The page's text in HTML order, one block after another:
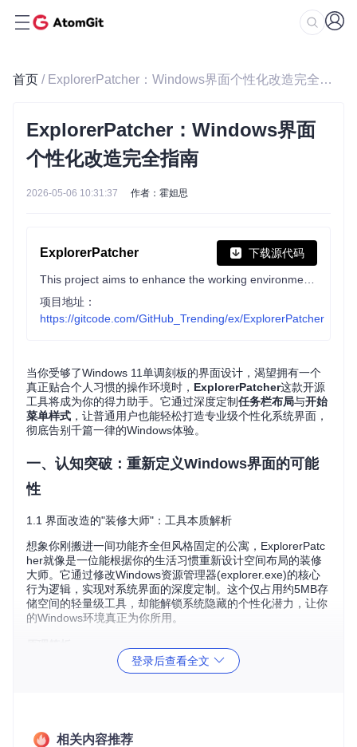
首页 / ExplorerPatcher：Windows界面个性化改造完全指南
ExplorerPatcher：Windows界面
个性化改造完全指南
2026-05-06 10:31:37 作者：霍妲思
ExplorerPatcher 下载源代码
项目地址：
https://gitcode.com/GitHub_Trending/ex/ExplorerPatcher
当你受够了Windows 11单调刻板的界面设计，渴望拥有一个
真正贴合个人习惯的操作环境时， ExplorerPatcher这款开源
工具将成为你的得力助手。它通过深度定制任务栏布局与开始
菜单样式 ，让普通用户也能轻松打造专业级个性化系统界面，
彻底告别千篇一律的Windows体验。
一、认知突破：重新定义Windows界面的可能
性
1.1 界面改造的"装修大师"：工具本质解析
想象你刚搬进一间功能齐全但风格固定的公寓，ExplorerPatc
her就像是一位能根据你的生活习惯重新设计空间布局的装修
大师。它通过修改Windows资源管理器(explorer.exe)的核心
行为逻辑，实现对系统界面的深度定制。这个仅占用约5MB存
储空间的轻量级工具，却能解锁系统隐藏的个性化潜力，让你
的Windows环境真正为你所用。
ExplorerPatcher通过API钩子(hooking)技术拦截并修改资源管
理器的界面渲染流程，在不破坏系统核心功能的前提下，实现
登录后查看全文
相关内容推荐